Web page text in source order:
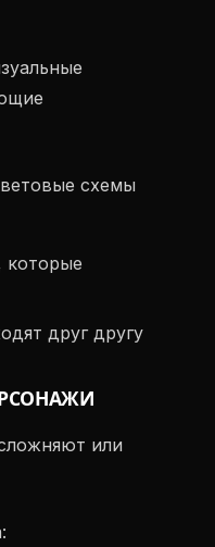
схемы
которые
друг другу
или